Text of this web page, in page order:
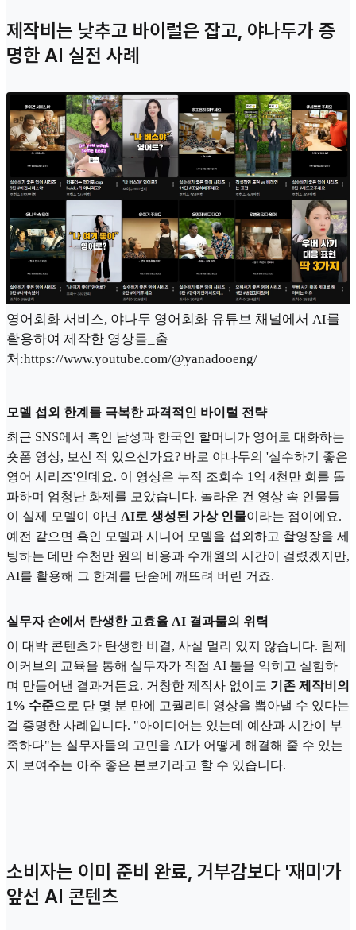
제작비는 낮추고 바이럴은 잡고, 야나두가 증
명한 AI 실전 사례
영어회화 서비스, 야나두 영어회화 유튜브 채널에서 AI를
활용하여 제작한 영상들_출
처:https://www.youtube.com/@yanadooeng/
모델 섭외 한계를 극복한 파격적인 바이럴 전략
최근 SNS에서 흑인 남성과 한국인 할머니가 영어로 대화하는
숏폼 영상, 보신 적 있으신가요? 바로 야나두의 '실수하기 좋은
영어 시리즈'인데요. 이 영상은 누적 조회수 1억 4천만 회를 돌
파하며 엄청난 화제를 모았습니다. 놀라운 건 영상 속 인물들
이 실제 모델이 아닌 AI로 생성된 가상 인물이라는 점이에요.
예전 같으면 흑인 모델과 시니어 모델을 섭외하고 촬영장을 세
팅하는 데만 수천만 원의 비용과 수개월의 시간이 걸렸겠지만,
AI를 활용해 그 한계를 단숨에 깨뜨려 버린 거죠.
실무자 손에서 탄생한 고효율 AI 결과물의 위력
이 대박 콘텐츠가 탄생한 비결, 사실 멀리 있지 않습니다. 팀제
이커브의 교육을 통해 실무자가 직접 AI 툴을 익히고 실험하
며 만들어낸 결과거든요. 거창한 제작사 없이도 기존 제작비의
1% 수준으로 단 몇 분 만에 고퀄리티 영상을 뽑아낼 수 있다는
걸 증명한 사례입니다. "아이디어는 있는데 예산과 시간이 부
족하다"는 실무자들의 고민을 AI가 어떻게 해결해 줄 수 있는
지 보여주는 아주 좋은 본보기라고 할 수 있습니다.
소비자는 이미 준비 완료, 거부감보다 '재미'가
앞선 AI 콘텐츠